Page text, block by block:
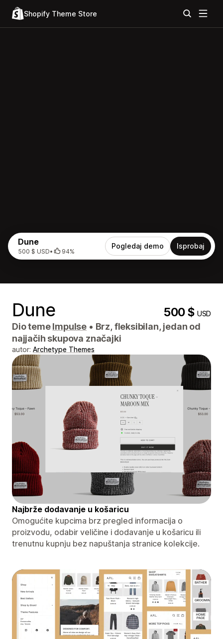
Shopify Theme Store
Dune
500 $ USD• 94%
Pogledaj demo Isprobaj
Dune 500 $USD
Dio temeImpulse • Brz, fleksibilan, jedan od
najjačih skupova značajki
autor: Archetype Themes
Najbrže dodavanje u košaricu
Omogućite kupcima brz pregled informacija o
proizvodu, odabir veličine i dodavanje u košaricu ili
trenutnu kupnju bez napuštanja stranice kolekcije.